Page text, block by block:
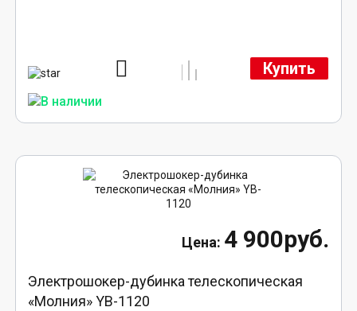
Купить
4 900руб.
Электрошокер-дубинка телескопическая
«Молния» YB-1120